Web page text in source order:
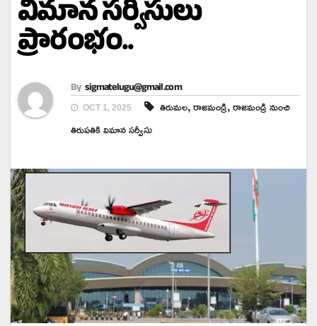
విమాన సర్వీసులు
ప్రారంభం..
By sigmatelugu@gmail.com
OCT 1, 2025 తిరుమల,రాజమండ్రి,రాజమండ్రి నుంచి
తిరుపతికి విమాన సర్వీసు